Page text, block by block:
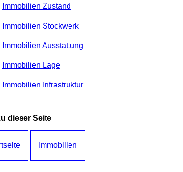
Immobilien Zustand
Immobilien Stockwerk
Immobilien Ausstattung
Immobilien Lage
Immobilien Infrastruktur
dieser Seite
Immobilien